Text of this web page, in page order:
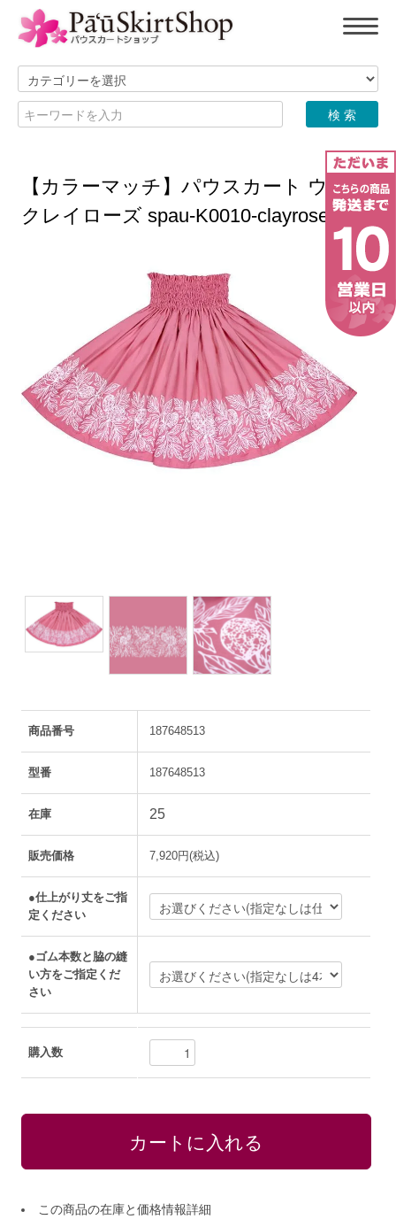
【カラーマッチ】パウスカート ウル柄
クレイローズ spau-K0010-clayrose
商品番号 187648513
型番 187648513
在庫 25
販売価格 7,920円(税込)
●仕上がり丈をご指
定ください
●ゴム本数と脇の縫
い方をご指定くだ
さい
購入数
この商品の在庫と価格情報詳細